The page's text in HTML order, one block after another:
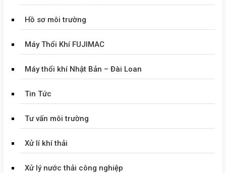
Hồ sơ môi trường
Máy Thổi Khí FUJIMAC
Máy thổi khí Nhật Bản – Đài Loan
Tin Tức
Tư vấn môi trường
Xử lí khí thải
Xử lý nước thải công nghiệp